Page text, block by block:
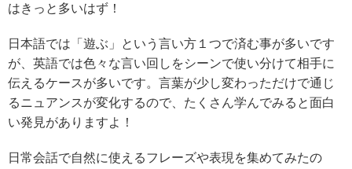
はきっと多いはず！
日本語では「遊ぶ」という言い方１つで済む事が多いです
が、英語では色々な言い回しをシーンで使い分けて相手に
伝えるケースが多いです。言葉が少し変わっただけで通じ
るニュアンスが変化するので、たくさん学んでみると面白
い発見がありますよ！
日常会話で自然に使えるフレーズや表現を集めてみたの